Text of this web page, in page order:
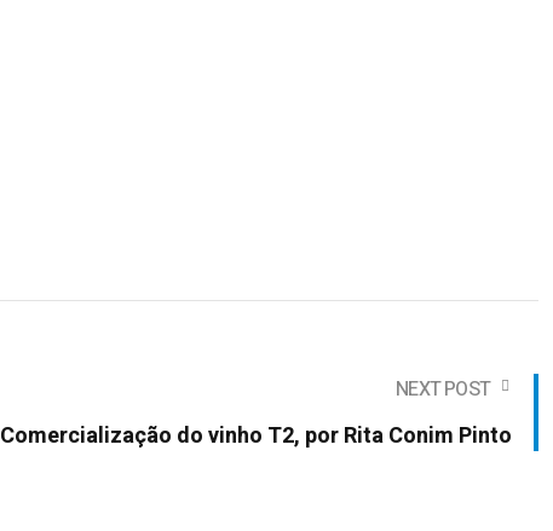
NEXT POST
Comercialização do vinho T2, por Rita Conim Pinto